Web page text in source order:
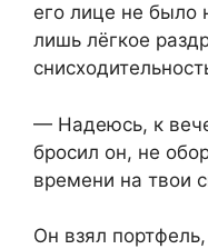
его лице не было
лишь лёгкое
— Надеюсь, к
бросил он, не
времени на твои
Он взял